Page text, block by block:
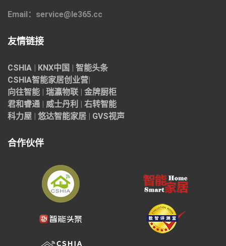
Email：service@le365.cc
友情链接
CSHIA KNX中国
智能头条
CSHIA智能家居创业营
向往智能
瑞瀛物联
金牌厨柜
君和睿通
威士丹利
右转智能
科力屋
悠达智能家居 GVS视声
合作伙伴